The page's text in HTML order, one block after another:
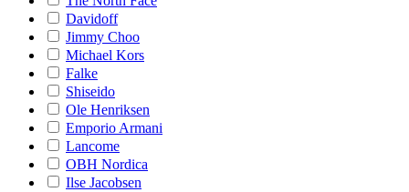
Davidoff
Jimmy Choo
Michael Kors
Falke
Shiseido
Ole Henriksen
Emporio Armani
Lancome
OBH Nordica
Ilse Jacobsen